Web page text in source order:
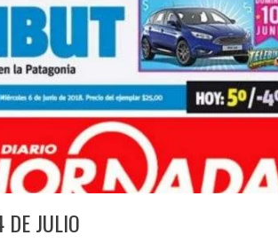
DE JULIO